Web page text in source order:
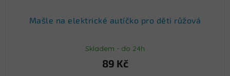
Mašle na elektrické autíčko pro děti růžová
Skladem - do 24h
89 Kč